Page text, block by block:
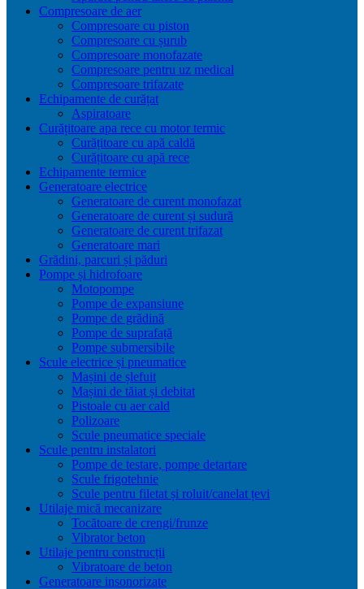
Compresoare de aer
Compresoare cu piston
Compresoare cu șurub
Compresoare monofazate
Compresoare pentru uz medical
Compresoare trifazate
Echipamente de curățat
Aspiratoare
Curățitoare apa rece cu motor termic
Curățitoare cu apă caldă
Curățitoare cu apă rece
Echipamente termice
Generatoare electrice
Generatoare de curent monofazat
Generatoare de curent și sudură
Generatoare de curent trifazat
Generatoare mari
Grădini, parcuri și păduri
Pompe și hidrofoare
Motopompe
Pompe de expansiune
Pompe de grădină
Pompe de suprafață
Pompe submersibile
Scule electrice și pneumatice
Mașini de șlefuit
Mașini de tăiat și debitat
Pistoale cu aer cald
Polizoare
Scule pneumatice speciale
Scule pentru instalatori
Pompe de testare, pompe detartare
Scule frigotehnie
Scule pentru filetat și roluit/canelat țevi
Utilaje mică mecanizare
Tocătoare de crengi/frunze
Vibrator beton
Utilaje pentru construcții
Vibratoare de beton
Generatoare insonorizate